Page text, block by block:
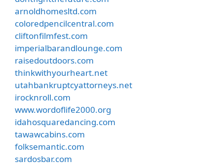
arnoldhomesltd.com
coloredpencilcentral.com
cliftonfilmfest.com
imperialbarandlounge.com
raisedoutdoors.com
thinkwithyourheart.net
utahbankruptcyattorneys.net
irocknroll.com
www.wordoflife2000.org
idahosquaredancing.com
tawawcabins.com
folksemantic.com
sardosbar.com